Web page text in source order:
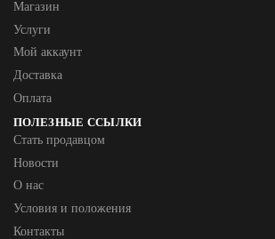
Магазин
Услуги
Мой аккаунт
Доставка
Оплата
ПОЛЕЗНЫЕ ССЫЛКИ
Стать продавцом
Новости
О нас
Условия и положения
Контакты